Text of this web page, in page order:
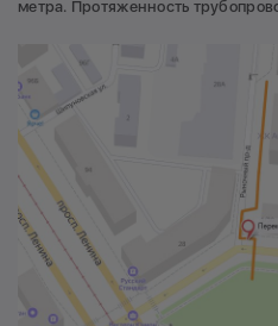
метра. Протяженность